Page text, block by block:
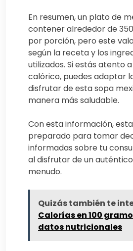
En resumen, un plato de
contener alrededor de
por porción, pero este
según la receta y los
utilizados. Si estás atento
calórico, puedes adaptar
disfrutar de esta sopa
manera más saludable.
Con esta información,
preparado para tomar
informadas sobre tu
al disfrutar de un
menudo.
Quizás también te
Calorías en 100
datos nutricionales